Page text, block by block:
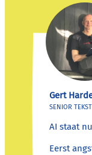
Gert
SENIOR
AI staat
Eerst